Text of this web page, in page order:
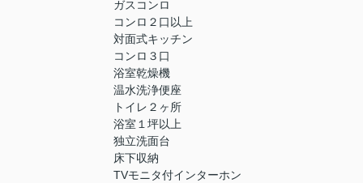
ガスコンロ
コンロ２口以上
対面式キッチン
コンロ３口
浴室乾燥機
温水洗浄便座
トイレ２ヶ所
浴室１坪以上
独立洗面台
床下収納
TVモニタ付インターホン